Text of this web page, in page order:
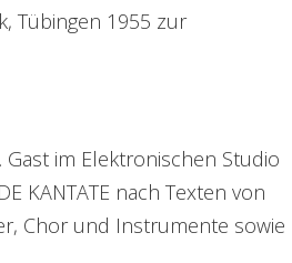
Tübingen 1955 zur
im Elektronischen Studio
KANTATE nach Texten von
Chor und Instrumente sowie